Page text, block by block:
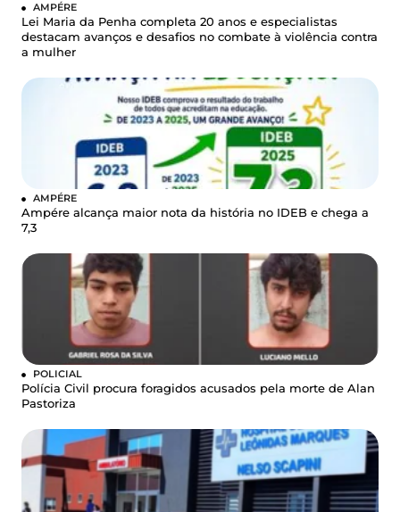
AMPÉRE
Lei Maria da Penha completa 20 anos e especialistas
destacam avanços e desafios no combate à violência contra
a mulher
AMPÉRE
Ampére alcança maior nota da história no IDEB e chega a
7,3
POLICIAL
Polícia Civil procura foragidos acusados pela morte de Alan
Pastoriza